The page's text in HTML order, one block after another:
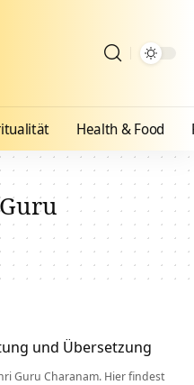
Health & Food
und Übersetzung
Guru Charanam. Hier findest